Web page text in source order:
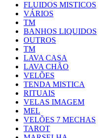
FLUIDOS MISTICOS
VÁRIOS
TM
BANHOS LIQUIDOS
OUTROS
TM
LAVA CASA
LAVA CHÃO
VELÕES
TENDA MISTICA
RITUAIS
VELAS IMAGEM
MEL
VELÕES 7 MECHAS
TAROT